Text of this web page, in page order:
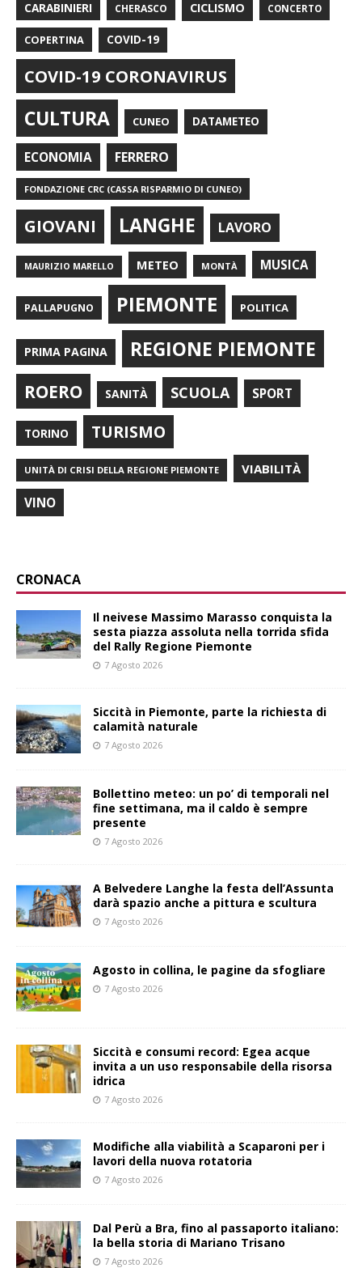
CARABINIERI CHERASCO CICLISMO CONCERTO
COPERTINA COVID-19
COVID-19 CORONAVIRUS
CULTURA CUNEO DATAMETEO
ECONOMIA FERRERO
FONDAZIONE CRC (CASSA RISPARMIO DI CUNEO)
GIOVANI LANGHE LAVORO
MAURIZIO MARELLO METEO MONTÀ MUSICA
PALLAPUGNO PIEMONTE POLITICA
PRIMA PAGINA REGIONE PIEMONTE
ROERO SANITÀ SCUOLA SPORT
TORINO TURISMO
UNITÀ DI CRISI DELLA REGIONE PIEMONTE VIABILITÀ
VINO
CRONACA
Il neivese Massimo Marasso conquista la
sesta piazza assoluta nella torrida sfida
del Rally Regione Piemonte
7 Agosto 2026
Siccità in Piemonte, parte la richiesta di
calamità naturale
7 Agosto 2026
Bollettino meteo: un po’ di temporali nel
fine settimana, ma il caldo è sempre
presente
7 Agosto 2026
A Belvedere Langhe la festa dell’Assunta
darà spazio anche a pittura e scultura
7 Agosto 2026
Agosto in collina, le pagine da sfogliare
7 Agosto 2026
Siccità e consumi record: Egea acque
invita a un uso responsabile della risorsa
idrica
7 Agosto 2026
Modifiche alla viabilità a Scaparoni per i
lavori della nuova rotatoria
7 Agosto 2026
​Dal Perù a Bra, fino al passaporto italiano:
la bella storia di Mariano Trisano
7 Agosto 2026